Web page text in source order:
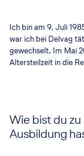
Ich bin am 9. Juli
war ich bei Delvag
gewechselt. Im Mai
Altersteilzeit in die
Wie bist du
Ausbildung